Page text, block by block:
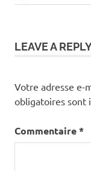
LEAVE A
Votre adresse e-
obligatoires sont
Commentaire*